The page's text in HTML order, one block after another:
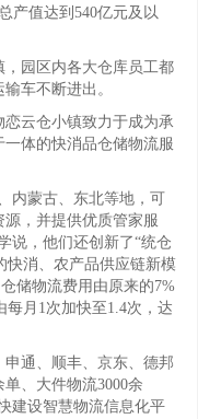
产值达到540亿元及以
园区内各大仓库员工都
车不断进出。
云仓小镇致力于成为承
体的快消品仓储物流服
蒙古、东北等地，可
，并提供优质管家服
说，他们还创新了“统仓
快消、农产品供应链新模
储物流费用由原来的7%
月1次加快至1.4次，达
通、顺丰、京东、德邦
、大件物流3000余
建设智慧物流信息化平